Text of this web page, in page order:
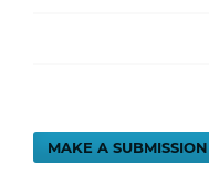
MAKE A SUBMISSION